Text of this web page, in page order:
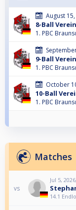
August
8-Ball
1. PBC
9-Ball
1. PBC
October
10-Ball
1. PBC
Matches
vs
Jul 5,
14.1